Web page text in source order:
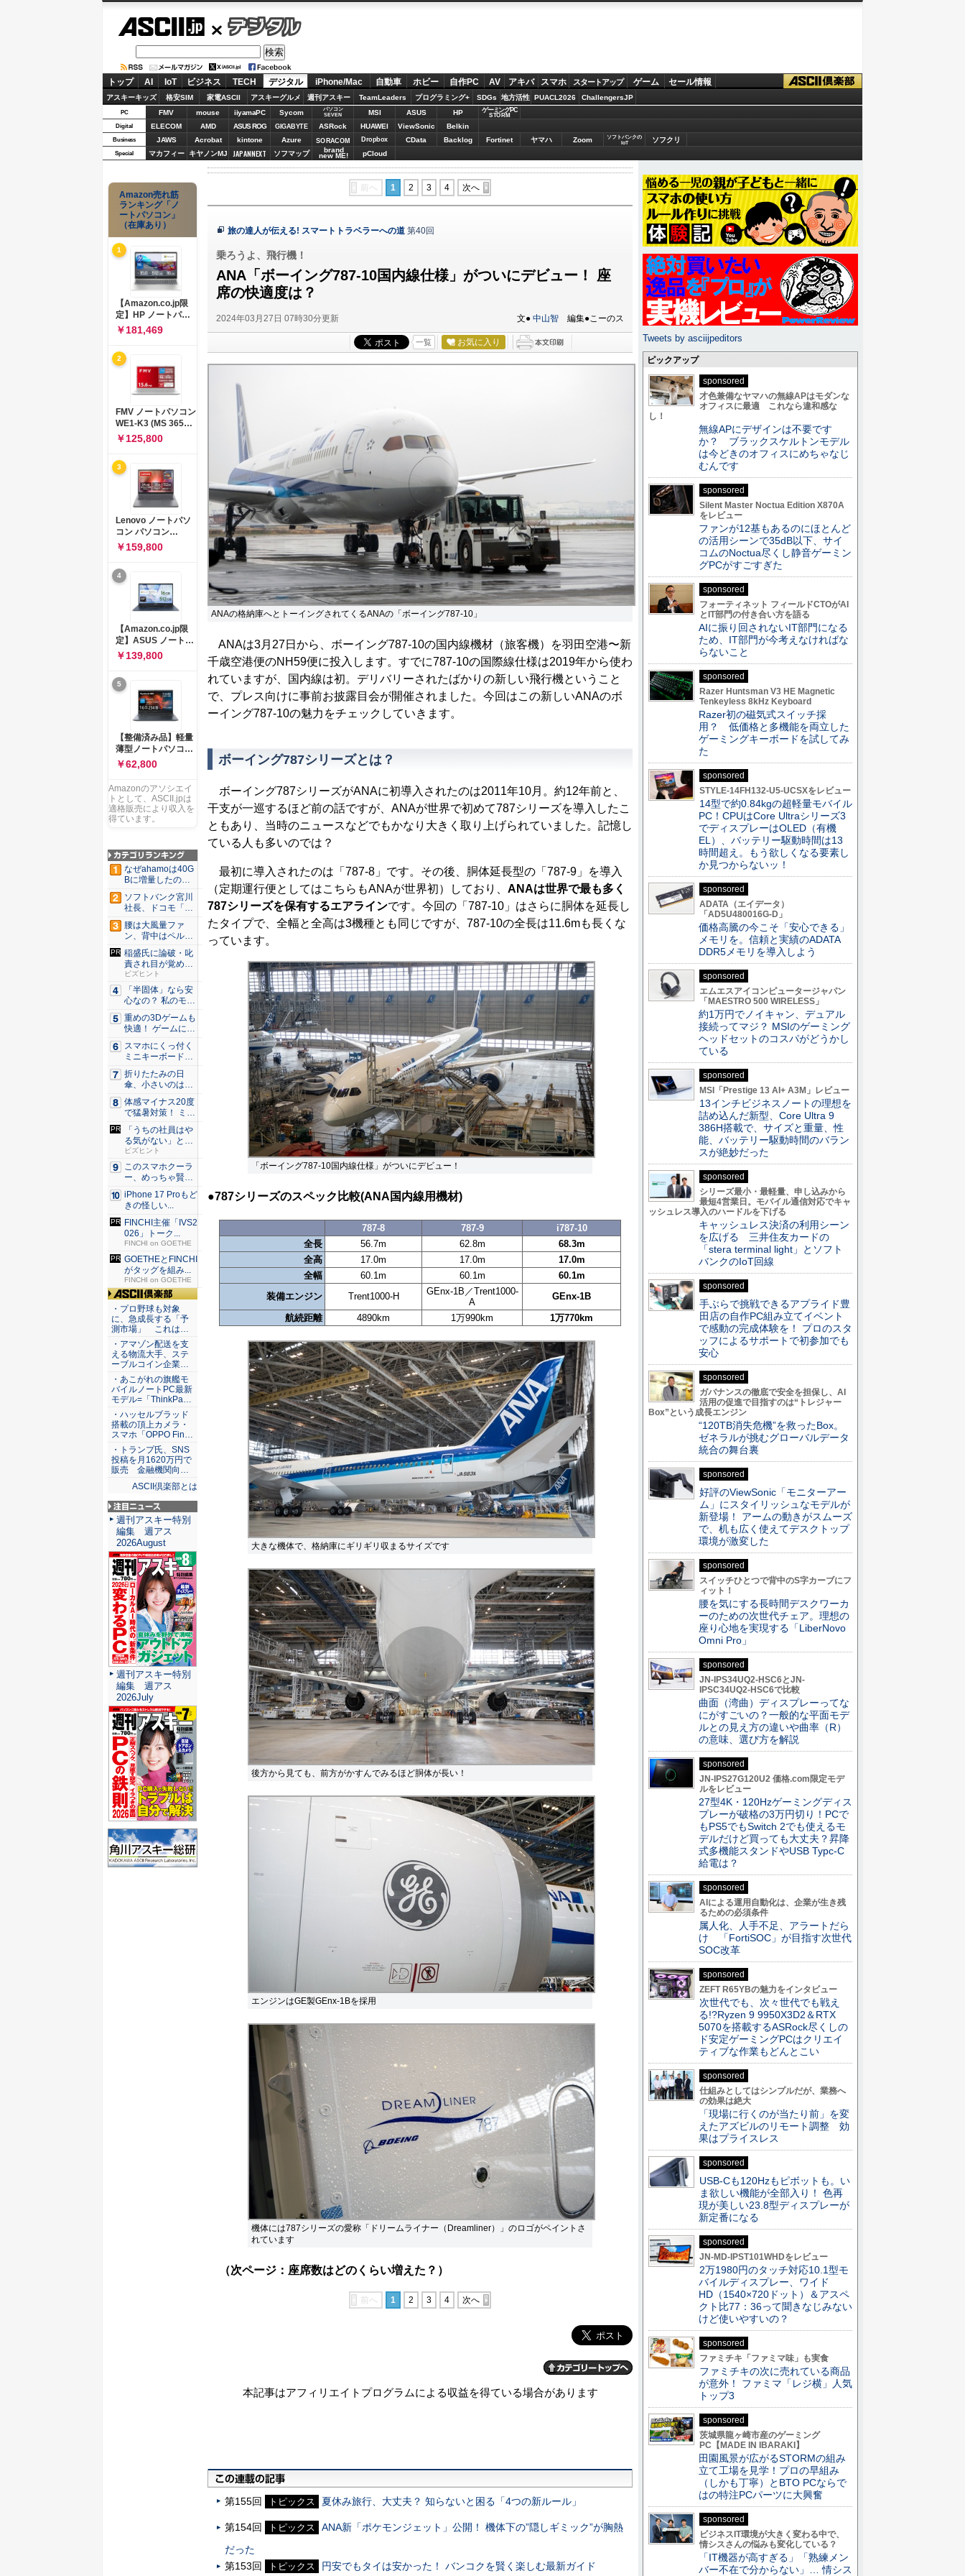
デジタル
トップ AI IoT ビジネス TECH デジタル iPhone/Mac 自動車 ホビー 自作PC AV アキバ スマホ スタートアップ ゲーム セール情報
アスキーキッズ 格安SIM 家電ASCII アスキーグルメ 週刊アスキー TeamLeaders プログラミング+ SDGs 地方活性 PUACL2026 ChallengersJP
PC FMV mouse iiyamaPC Sycom
パソコン
SEVEN
MSI ASUS HP ゲーミングPC
STORM
Digital ELECOM AMD ASUS ROG GIGABYTE ASRock HUAWEI ViewSonic Belkin
Business JAWS Acrobat kintone Azure SORACOM Dropbox CData Backlog Fortinet ヤマハ Zoom
ソフトバンクの
IoT
ソフクリ
Special マカフィー キヤノンMJ JAPANNEXT ソフマップ brand
new ME! pCloud
前へ 1 2 3 4 次へ
旅の達人が伝える! スマートトラベラーへの道 第40回
乗ろうよ、飛行機！
ANA「ボーイング787-10国内線仕様」がついにデビュー！ 座
席の快適度は？
2024年03月27日 07時30分更新 文● 中山智 編集●こーのス
一覧 お気に入り
ANAの格納庫へとトーイングされてくるANAの「ボーイング787-10」
ANAは3月27日から、ボーイング787-10の国内線機材（旅客機）を羽田空港〜新
千歳空港便のNH59便に投入します。すでに787-10の国際線仕様は2019年から使わ
れていますが、国内線は初。デリバリーされたばかりの新しい飛行機ということ
で、プレス向けに事前お披露目会が開催されました。今回はこの新しいANAのボ
ーイング787-10の魅力をチェックしていきます。
ボーイング787シリーズとは？
ボーイング787シリーズがANAに初導入されたのは2011年10月。約12年前と、
干支が一巡するほど前の話ですが、ANAが世界で初めて787シリーズを導入したこ
ともあり、当時のニュースなどでもかなり大きく取り上げられていました。記憶し
ている人も多いのでは？
最初に導入されたのは「787-8」です。その後、胴体延長型の「787-9」を導入
（定期運行便としてはこちらもANAが世界初）しており、 ANAは世界で最も多く
787シリーズを保有するエアラインです。今回の「787-10」はさらに胴体を延長し
たタイプで、全幅と全高は3機種とも同じですが、787-10の全長は11.6mも長くな
っています。
「ボーイング787-10国内線仕様」がついにデビュー！
●787シリーズのスペック比較(ANA国内線用機材)
787-8 787-9
i787-10
全長
56.7m 62.8m
68.3m
全高
17.0m 17.0m
17.0m
全幅
60.1m 60.1m
60.1m
装備エンジン
Trent1000-H
GEnx-1B／Trent1000-
A
GEnx-1B
航続距離
4890km 1万990km 1万770km
大きな機体で、格納庫にギリギリ収まるサイズです
後方から見ても、前方がかすんでみるほど胴体が長い！
エンジンはGE製GEnx-1Bを採用
機体には787シリーズの愛称「ドリームライナー（Dreamliner）」のロゴがペイントさ
れています
（次ページ：座席数はどのくらい増えた？）
前へ 1 2 3 4 次へ
本記事はアフィリエイトプログラムによる収益を得ている場合があります
第155回 トピックス 夏休み旅行、大丈夫？ 知らないと困る「4つの新ルール」
第154回 トピックス
ANA新「ポケモンジェット」公開！ 機体下の”隠しギミック”が胸熱
だった
第153回
トピックス 円安でもタイは安かった！ バンコクを賢く楽しむ最新ガイド
Amazon売れ筋
ランキング「ノ
ートパソコン」
（在庫あり）
1
【Amazon.co.jp限
定】HP ノートパソ
コン 15-fd 15.6イン
チ インテル Core 5
120U メモリ16GB
SSD512GB
Windows 11
Microsoft Office
2024搭載 WPS
Office搭載 カメラシ
ャッター 指紋認証 薄
型 Copilotキー搭載
ナチュラルシルバー
￥181,469
2
FMV ノートパソコン
WE1-K3 (MS 365
Personal/Copilotキ
ー搭載/Win 11/15.6
型/Core
i5/16GB/SSD
512GB/ホワイト)
FMVWK3E15W_AZ
￥125,800
3
Lenovo ノートパソ
コン パソコン
IdeaPad Slim 3 14.0
インチ AMD
Ryzen™ 5 8640HS
メモリ16GB
SSD512GB
Microsoft 365 試用
版 Windows11 バッ
テリー駆動12.6時間
重量1.39kg ルナグレ
ー 83K9003JJP ノー
トPC
￥159,800
4
【Amazon.co.jp限
定】ASUS ノートパ
ソコン Vivobook 15
M1502NAQ 15.6イ
ンチ AMD Ryzen 7
170 メモリ16GB
SSD 512GB
Microsoft 365
Personal (24か月版)
搭載 Windows 11 重
量1.7kg Wi-Fi 6E ク
ワイエットブルー
M1502NAQ-
￥139,800
5
【整備済み品】軽量
薄型ノートパソコン
dynabook G83 ■
13.3型
FHD(1920x1080) -
高性能第11世代Core
i5-1135G7 - メモリ
16GB - SSD 256GB
USB Type-C - MS
Office 2021 - Win11
搭載
￥62,800
Amazonのアソシエイ
トとして、ASCII.jpは
適格販売により収入を
得ています。
なぜahamoは40G
Bに増量したの
か ...
ソフトバンク宮川
社長、ドコモ「ah
amo...
腰は大風量ファ
ン、背中はペルチ
ェ冷却。ダ...
稲盛氏に論破・叱
責され目が覚め
た。経営者...
ビズヒント
「半固体」なら安
心なの？ 私のモバ
イルバ...
重めの3Dゲームも
快適！ ゲームに強
いH...
スマホにくっ付く
ミニキーボード！
触ってわ...
折りたたみの日
傘、小さいのは困
る！ それ...
体感マイナス20度
で猛暑対策！ ミズ
ノの...
「うちの社員はや
る気がない」と嘆
くリーダ...
ビズヒント
このスマホクーラ
ー、めっちゃ賢
い。ただ冷...
iPhone 17 Proもど
きの怪しい...
FINCHI主催「IVS2
026」トーク...
FINCHI on GOETHE
GOETHEとFINCHI
がタッグを組み...
FINCHI on GOETHE
ASCII倶楽部
・プロ野球も対象
に、急成長する「予
測市場」 これは…
・アマゾン配送を支
える物流大手、ステ
ーブルコイン企業…
・あこがれの旗艦モ
バイルノートPC最新
モデル=「ThinkPa…
・ハッセルブラッド
搭載の頂上カメラ・
スマホ「OPPO Fin…
・トランプ氏、SNS
投稿を月1620万円で
販売 金融機関向…
ASCII倶楽部とは
注目ニュース
週刊アスキー特別
編集 週アス
2026August
週刊アスキー特別
編集 週アス
2026July
Tweets by asciijpeditors
ピックアップ
sponsored
才色兼備なヤマハの無線APはモダンな
オフィスに最適 これなら違和感な
し！
無線APにデザインは不要です
か？ ブラックスケルトンモデル
は今どきのオフィスにめちゃなじ
むんです
sponsored
Silent Master Noctua Edition X870A
をレビュー
ファンが12基もあるのにほとんど
の活用シーンで35dB以下、サイ
コムのNoctua尽くし静音ゲーミン
グPCがすごすぎた
sponsored
フォーティネット フィールドCTOがAI
とIT部門の付き合い方を語る
AIに振り回されないIT部門になる
ため、IT部門が今考えなければな
らないこと
sponsored
Razer Huntsman V3 HE Magnetic
Tenkeyless 8kHz Keyboard
Razer初の磁気式スイッチ採
用？ 低価格と多機能を両立した
ゲーミングキーボードを試してみ
た
sponsored
STYLE-14FH132-U5-UCSXをレビュー
14型で約0.84kgの超軽量モバイル
PC！CPUはCore Ultraシリーズ3
でディスプレーはOLED（有機
EL）、バッテリー駆動時間は13
時間超え。もう欲しくなる要素し
か見つからないッ！
sponsored
ADATA（エイデータ）
「AD5U480016G-D」
価格高騰の今こそ「安心できる」
メモリを。信頼と実績のADATA
DDR5メモリを導入しよう
sponsored
エムエスアイコンピュータージャパン
「MAESTRO 500 WIRELESS」
約1万円でノイキャン、デュアル
接続ってマジ？ MSIのゲーミング
ヘッドセットのコスパがどうかし
ている
sponsored
MSI「Prestige 13 AI+ A3M」レビュー
13インチビジネスノートの理想を
詰め込んだ新型、Core Ultra 9
386H搭載で、サイズと重量、性
能、バッテリー駆動時間のバラン
スが絶妙だった
sponsored
シリーズ最小・最軽量、申し込みから
最短4営業日。モバイル通信対応でキャ
ッシュレス導入のハードルを下げる
キャッシュレス決済の利用シーン
を広げる 三井住友カードの
「stera terminal light」とソフト
バンクのIoT回線
sponsored
手ぶらで挑戦できるアプライド豊
田店の自作PC組み立てイベント
で感動の完成体験を！ プロのスタ
ッフによるサポートで初参加でも
安心
sponsored
ガバナンスの徹底で安全を担保し、AI
活用の促進で目指すのは“トレジャー
Box”という成長エンジン
“120TB消失危機”を救ったBox。
ゼネラルが挑むグローバルデータ
統合の舞台裏
sponsored
好評のViewSonic「モニターアー
ム」にスタイリッシュなモデルが
新登場！ アームの動きがスムーズ
で、机も広く使えてデスクトップ
環境が激変した
sponsored
スイッチひとつで背中のS字カーブにフ
ィット！
腰を気にする長時間デスクワーカ
ーのための次世代チェア。理想の
座り心地を実現する「LiberNovo
Omni Pro」
sponsored
JN-IPS34UQ2-HSC6とJN-
IPSC34UQ2-HSC6で比較
曲面（湾曲）ディスプレーってな
にがすごいの？一般的な平面モデ
ルとの見え方の違いや曲率（R）
の意味、選び方を解説
sponsored
JN-IPS27G120U2 価格.com限定モデ
ルをレビュー
27型4K・120Hzゲーミングディス
プレーが破格の3万円切り！PCで
もPS5でもSwitch 2でも使えるモ
デルだけど買っても大丈夫？昇降
式多機能スタンドやUSB Typc-C
給電は？
sponsored
AIによる運用自動化は、企業が生き残
るための必須条件
属人化、人手不足、アラートだら
け 「FortiSOC」が目指す次世代
SOC改革
sponsored
ZEFT R65YBの魅力をインタビュー
次世代でも、次々世代でも戦え
る!?Ryzen 9 9950X3D2＆RTX
5070を搭載するASRock尽くしの
ド安定ゲーミングPCはクリエイ
ティブな作業もどんとこい
sponsored
仕組みとしてはシンプルだが、業務へ
の効果は絶大
「現場に行くのが当たり前」を変
えたアズビルのリモート調整 効
果はプライスレス
sponsored
USB-Cも120Hzもピボットも。い
ま欲しい機能が全部入り！ 色再
現が美しい23.8型ディスプレーが
新定番になる
sponsored
JN-MD-IPST101WHDをレビュー
2万1980円のタッチ対応10.1型モ
バイルディスプレー、ワイド
HD（1540×720ドット）＆アスペ
クト比77：36って聞きなじみない
けど使いやすいの？
sponsored
ファミチキ「ファミマ味」も実食
ファミチキの次に売れている商品
が意外！ ファミマ「レジ横」人気
トップ3
sponsored
茨城県龍ヶ崎市産のゲーミング
PC【MADE IN IBARAKI】
田園風景が広がるSTORMの組み
立て工場を見学！プロの早組み
（しかも丁寧）とBTO PCならで
はの特注PCパーツに大興奮
sponsored
ビジネスIT環境が大きく変わる中で、
情シスさんの悩みも変化している？
「IT機器が高すぎる」「熟練メン
バー不在で分からない」… 情シス